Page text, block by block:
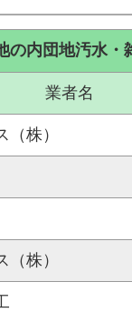
の内団地汚水・
業者名
株）
株）